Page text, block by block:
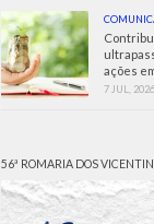
ações
7 JUL, 2026
56ª ROMARIA DOS